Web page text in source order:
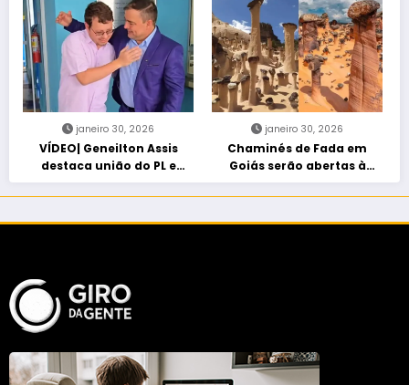
morte encefálica
janeiro 30, 2026
VÍDEO| Geneilton Assis
destaca união do PL e
consolidação de apoio a
Maycon Tombini em Jataí
janeiro 30, 2026
Chaminés de Fada em
Goiás serão abertas à
visitação controlada